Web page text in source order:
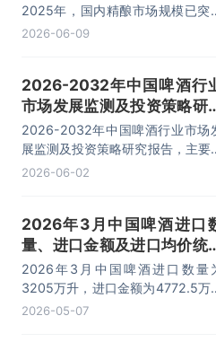
2025年，国内精酿市场规模已突
1300亿元，预计2026年将增至
2026-06-09
2026-2032年中国啤酒行
市场发展监测及投资策略研
报告
2026-2032年中国啤酒行业市场
展监测及投资策略研究报告，主要
括行业投资策略分析、投资风险预
2026-06-02
2026年3月中国啤酒进口
量、进口金额及进口均价统
分析
2026年3月中国啤酒进口数量
3205万升，进口金额为4772.5万
元，进口均价为1.5美元/升。
2026-05-07